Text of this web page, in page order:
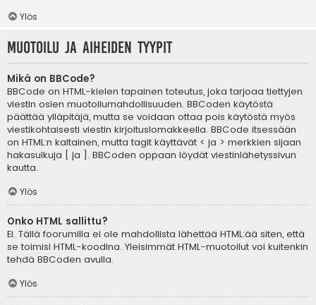
Ylös
Muotoilu ja aiheiden tyypit
Mikä on BBCode?
BBCode on HTML-kielen tapainen toteutus, joka tarjoaa tiettyjen
viestin osien muotoilumahdollisuuden. BBCoden käytöstä
päättää ylläpitäjä, mutta se voidaan ottaa pois käytöstä myös
viestikohtaisesti viestin kirjoituslomakkeella. BBCode itsessään
on HTML:n kaltainen, mutta tagit käyttävät < ja > merkkien sijaan
hakasulkuja [ ja ]. BBCoden oppaan löydät viestinlähetyssivun
kautta.
Ylös
Onko HTML sallittu?
Ei. Tällä foorumilla ei ole mahdollista lähettää HTML:ää siten, että
se toimisi HTML-koodina. Yleisimmät HTML-muotoilut voi kuitenkin
tehdä BBCoden avulla.
Ylös